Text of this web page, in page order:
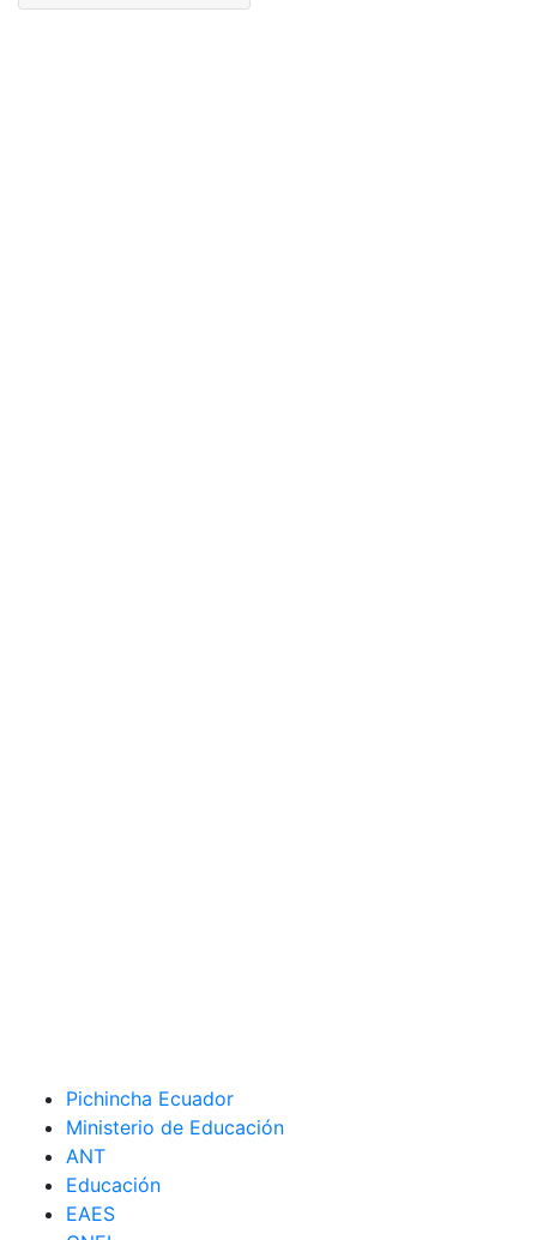
Pichincha Ecuador
Ministerio de Educación
ANT
Educación
EAES